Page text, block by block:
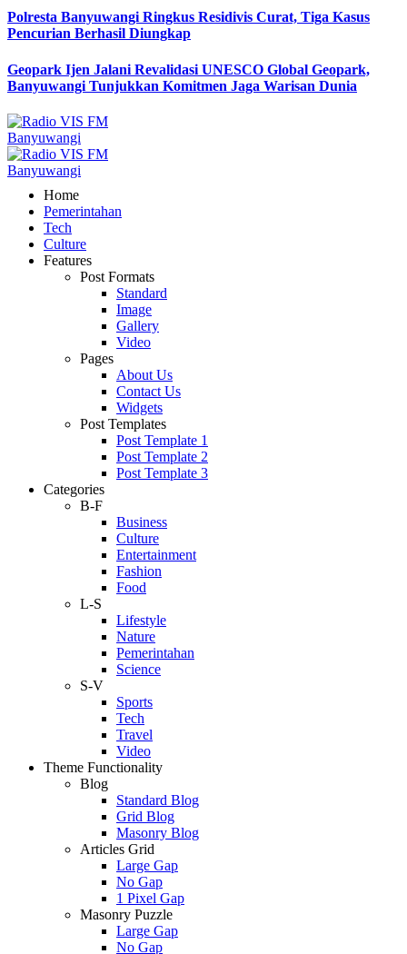
Polresta Banyuwangi Ringkus Residivis Curat, Tiga Kasus
Pencurian Berhasil Diungkap
Geopark Ijen Jalani Revalidasi UNESCO Global Geopark,
Banyuwangi Tunjukkan Komitmen Jaga Warisan Dunia
Home
Pemerintahan
Tech
Culture
Features
Post Formats
Standard
Image
Gallery
Video
Pages
About Us
Contact Us
Widgets
Post Templates
Post Template 1
Post Template 2
Post Template 3
Categories
B-F
Business
Culture
Entertainment
Fashion
Food
L-S
Lifestyle
Nature
Pemerintahan
Science
S-V
Sports
Tech
Travel
Video
Theme Functionality
Blog
Standard Blog
Grid Blog
Masonry Blog
Articles Grid
Large Gap
No Gap
1 Pixel Gap
Masonry Puzzle
Large Gap
No Gap